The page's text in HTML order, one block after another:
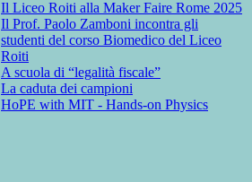
Il Liceo Roiti alla Maker Faire Rome 2025
Il Prof. Paolo Zamboni incontra gli
studenti del corso Biomedico del Liceo
Roiti
A scuola di “legalità fiscale”
La caduta dei campioni
HoPE with MIT - Hands-on Physics